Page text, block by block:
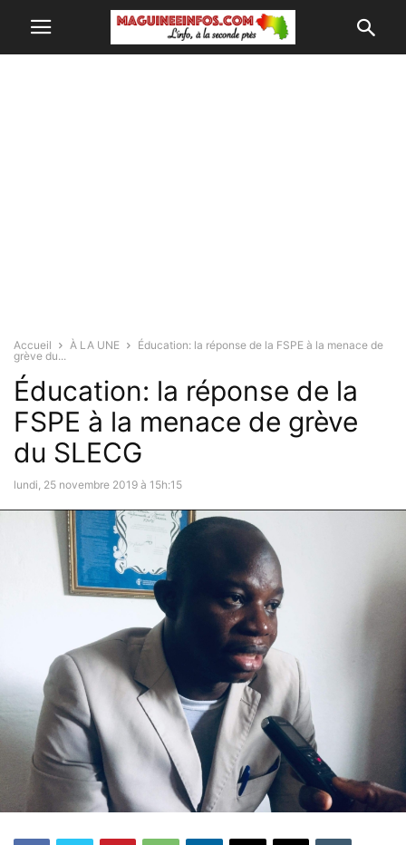
Accueil À LA UNE
Éducation: la réponse de la FSPE à la menace de
grève du...
Éducation: la réponse de la
FSPE à la menace de grève
du SLECG
lundi, 25 novembre 2019 à 15h:15